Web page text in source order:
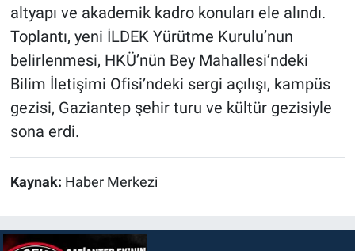
altyapı ve akademik kadro konuları ele alındı.
Toplantı, yeni İLDEK Yürütme Kurulu’nun
belirlenmesi, HKÜ’nün Bey Mahallesi’ndeki
Bilim İletişimi Ofisi’ndeki sergi açılışı, kampüs
gezisi, Gaziantep şehir turu ve kültür gezisiyle
sona erdi.
Kaynak: Haber Merkezi